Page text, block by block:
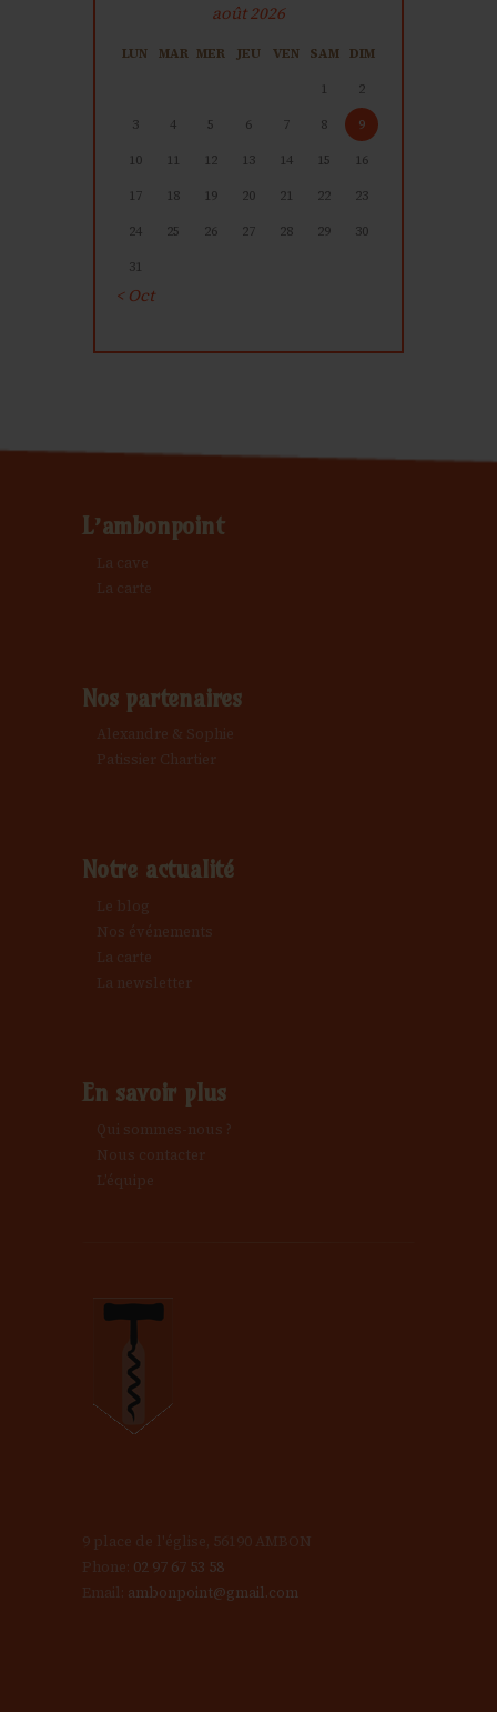
août 2026
LUN MAR MER JEU VEN SAM DIM
1
2
3
4 5 6 7 8
9
10
11 12 13 14 15
16
17
18 19 20 21 22
23
24
25 26 27 28 29
30
31
« Oct
L’ambonpoint
La cave
La carte
Nos partenaires
Alexandre & Sophie
Patissier Chartier
Notre actualité
Le blog
Nos événements
La carte
La newsletter
En savoir plus
Qui sommes-nous ?
Nous contacter
L’équipe
9 place de l'église, 56190 AMBON
Phone: 02 97 67 53 58
Email: ambonpoint@gmail.com